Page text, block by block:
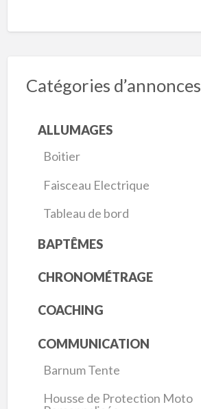
Catégories d’annonces
ALLUMAGES
Boitier
Faisceau Electrique
Tableau de bord
BAPTÊMES
CHRONOMÉTRAGE
COACHING
COMMUNICATION
Barnum Tente
Housse de Protection Moto